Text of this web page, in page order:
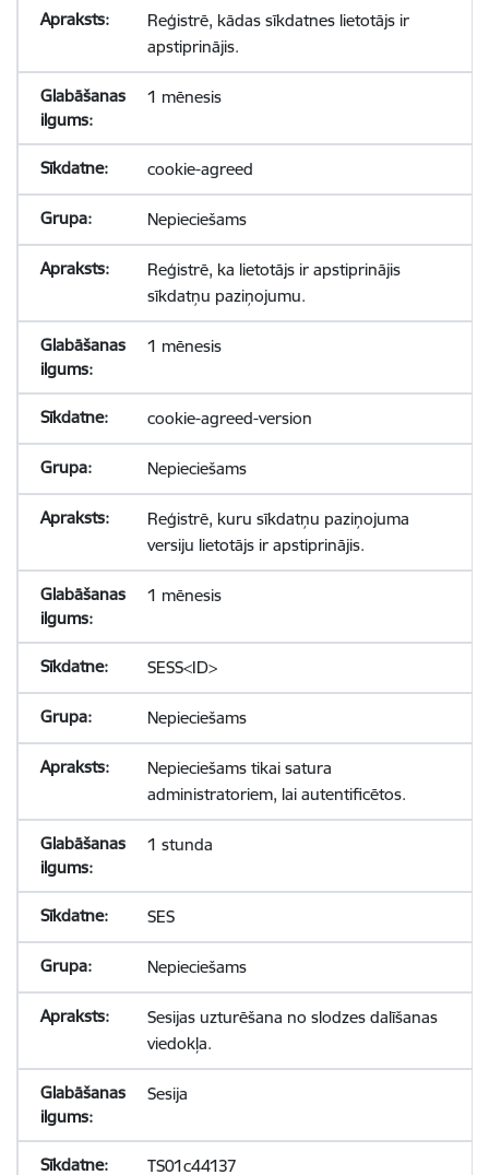
Reģistrē, kādas sīkdatnes lietotājs ir
apstiprinājis.
1 mēnesis
cookie-agreed
Nepieciešams
Reģistrē, ka lietotājs ir apstiprinājis
sīkdatņu paziņojumu.
1 mēnesis
cookie-agreed-version
Nepieciešams
Reģistrē, kuru sīkdatņu paziņojuma
versiju lietotājs ir apstiprinājis.
1 mēnesis
SESS<ID>
Nepieciešams
Nepieciešams tikai satura
administratoriem, lai autentificētos.
1 stunda
SES
Nepieciešams
Sesijas uzturēšana no slodzes dalīšanas
viedokļa.
Sesija
TS01c44137